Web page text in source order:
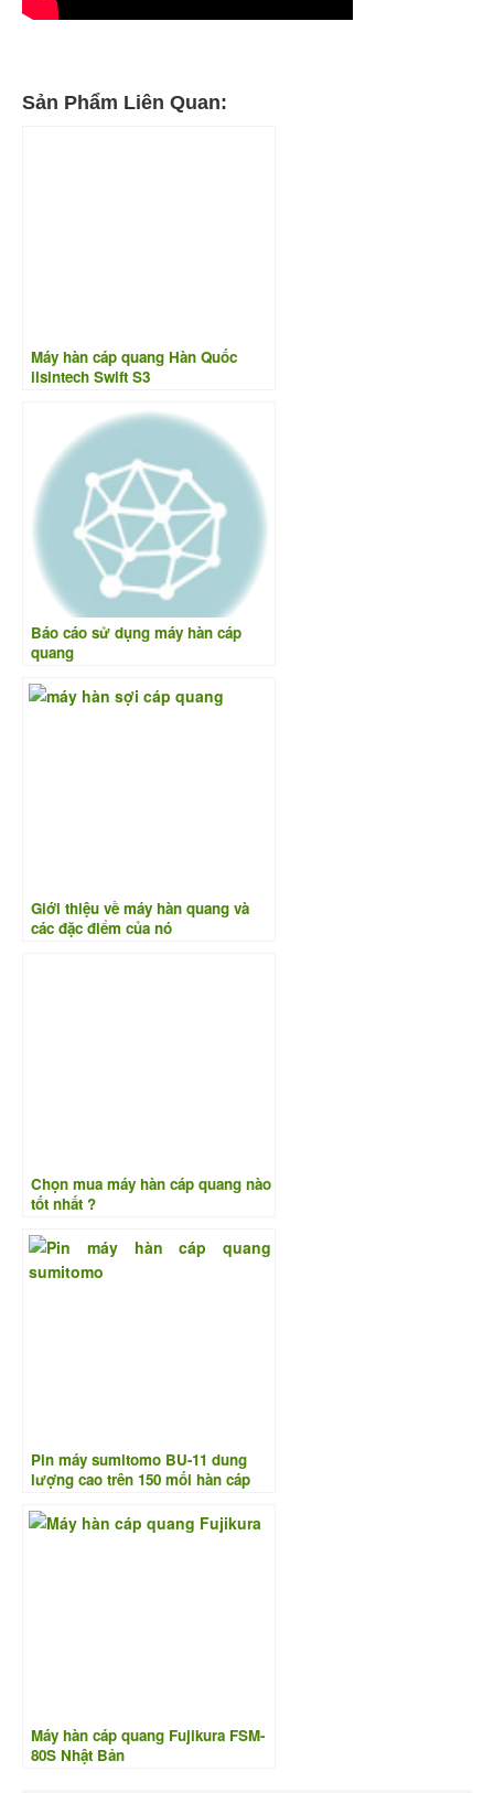
Sản Phẩm Liên Quan:
Máy hàn cáp quang Hàn Quốc
ilsintech Swift S3
Báo cáo sử dụng máy hàn cáp
quang
Giới thiệu về máy hàn quang và
các đặc điểm của nó
Chọn mua máy hàn cáp quang nào
tốt nhất ?
Pin máy sumitomo BU-11 dung
lượng cao trên 150 mối hàn cáp
Máy hàn cáp quang Fujikura FSM-
80S Nhật Bản